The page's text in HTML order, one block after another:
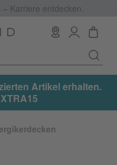
Karriere entdecken.
Artikel erhalten.